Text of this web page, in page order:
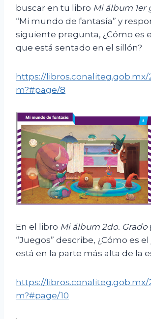
buscar en tu libro Mi álbum 1er
“Mi mundo de fantasía” y
siguiente pregunta, ¿Cómo es
que está sentado en el sillón?
https://libros.conaliteg.gob.mx/
m?#page/8
En el libro Mi álbum 2do. Grado
“Juegos” describe, ¿Cómo es
está en la parte más alta de la
https://libros.conaliteg.gob.mx/
m?#page/10